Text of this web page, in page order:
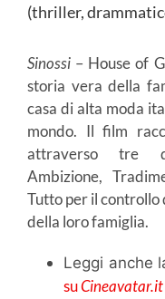
(thriller,
Sinossi – House of
storia vera della
casa di alta moda
mondo. Il film
attraverso tre
Ambizione,
Tutto per il controllo
della loro famiglia.
Leggi anche
suCineavatar.it